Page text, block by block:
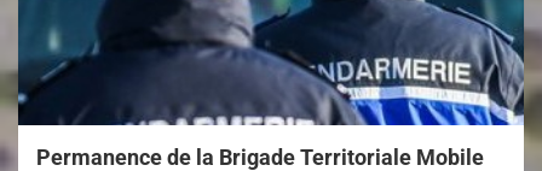
Permanence de la Brigade Territoriale Mobile